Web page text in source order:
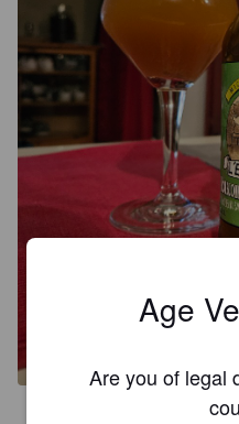
Age
Are you of legal